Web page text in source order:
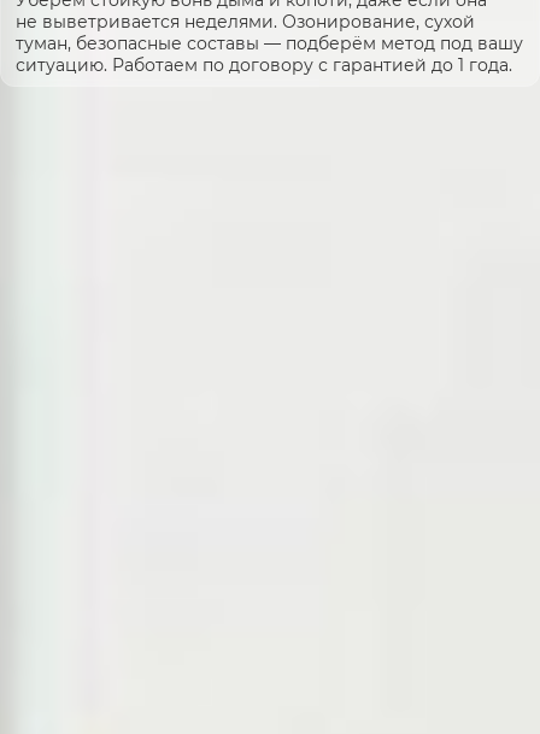
не выветривается неделями. Озонирование, сухой
туман, безопасные составы — подберём метод под вашу
ситуацию. Работаем по договору с гарантией до 1 года.